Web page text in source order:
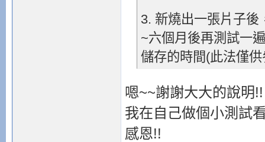
3. 新燒出一張片子
~六個月後再測試一
儲存的時間(此法僅
嗯~~謝謝大大的說明
我在自己做個小測試
感恩!!